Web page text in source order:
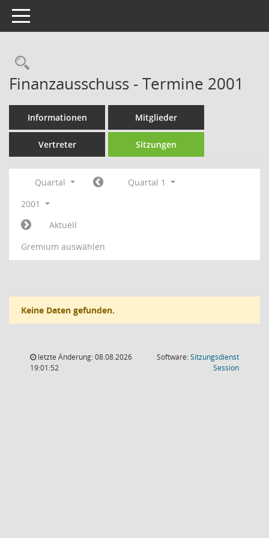
Toggle navigation
Rechercheauswahl
Finanzausschuss - Termine 2001
Informationen Mitglieder
Vertreter Sitzungen
Quartal
Quartal 1
2001
Aktuell
Gremium auswählen
Keine Daten gefunden.
letzte Änderung: 08.08.2026
19:01:52
Software:Sitzungsdienst
Session(Wird in